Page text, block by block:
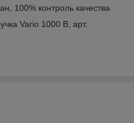
100% контроль качества
Vario 1000 В, арт.